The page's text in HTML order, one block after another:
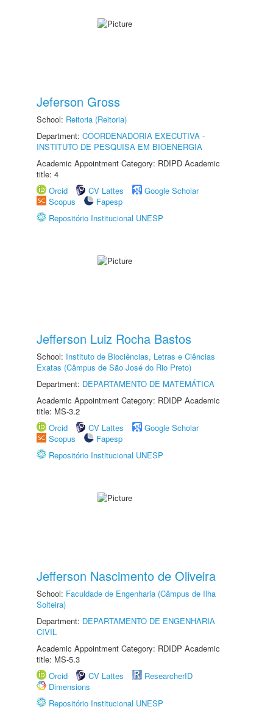
Jeferson Gross
School: Reitoria (Reitoria)
Department: COORDENADORIA EXECUTIVA -
INSTITUTO DE PESQUISA EM BIOENERGIA
Academic Appointment Category: RDIPD Academic
title: 4
Orcid
CV Lattes
Google Scholar
Scopus
Fapesp
Repositório Institucional UNESP
Jefferson Luiz Rocha Bastos
School: Instituto de Biociências, Letras e Ciências
Exatas (Câmpus de São José do Rio Preto)
Department: DEPARTAMENTO DE MATEMÁTICA
Academic Appointment Category: RDIDP Academic
title: MS-3.2
Orcid
CV Lattes
Google Scholar
Scopus
Fapesp
Repositório Institucional UNESP
Jefferson Nascimento de Oliveira
School: Faculdade de Engenharia (Câmpus de Ilha
Solteira)
Department: DEPARTAMENTO DE ENGENHARIA
CIVIL
Academic Appointment Category: RDIDP Academic
title: MS-5.3
Orcid
CV Lattes
ResearcherID
Dimensions
Repositório Institucional UNESP